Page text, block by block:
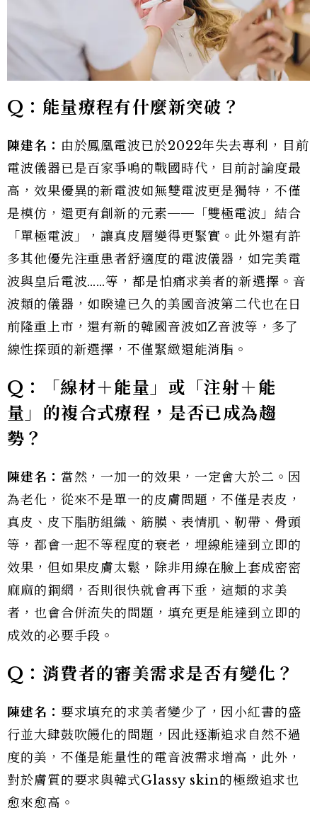
Q：能量療程有什麼新突破？
陳建名： 由於鳳凰電波已於2022年失去專利，目前
電波儀器已是百家爭鳴的戰國時代，目前討論度最
高，效果優異的新電波如無雙電波更是獨特，不僅
是模仿，還更有創新的元素──「雙極電波」結合
「單極電波」，讓真皮層變得更緊實。此外還有許
多其他優先注重患者舒適度的電波儀器，如完美電
波與皇后電波……等，都是怕痛求美者的新選擇。音
波類的儀器，如睽違已久的美國音波第二代也在日
前隆重上市，還有新的韓國音波如Z音波等，多了
線性探頭的新選擇，不僅緊緻還能消脂。
Q：「線材＋能量」或「注射＋能
量」的複合式療程，是否已成為趨
勢？
陳建名： 當然，一加一的效果，一定會大於二。因
為老化，從來不是單一的皮膚問題，不僅是表皮，
真皮、皮下脂肪組織、筋膜、表情肌、靭帶、骨頭
等，都會一起不等程度的衰老，埋線能達到立即的
效果，但如果皮膚太鬆，除非用線在臉上套成密密
麻麻的鋼網，否則很快就會再下垂，這類的求美
者，也會合併流失的問題，填充更是能達到立即的
成效的必要手段。
Q：消費者的審美需求是否有變化？
陳建名： 要求填充的求美者變少了，因小紅書的盛
行並大肆鼓吹饅化的問題，因此逐漸追求自然不過
度的美，不僅是能量性的電音波需求增高，此外，
對於膚質的要求與韓式Glassy skin的極緻追求也
愈來愈高。